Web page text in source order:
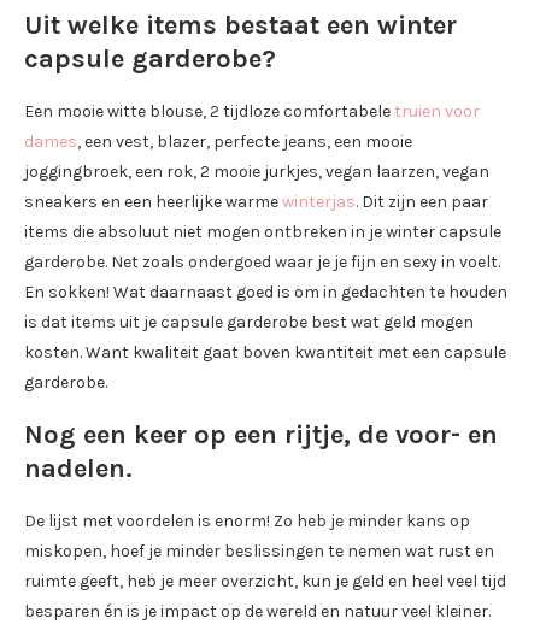
Uit welke items bestaat een winter
capsule garderobe?
Een mooie witte blouse, 2 tijdloze comfortabele truien voor
dames, een vest, blazer, perfecte jeans, een mooie
joggingbroek, een rok, 2 mooie jurkjes, vegan laarzen, vegan
sneakers en een heerlijke warmewinterjas. Dit zijn een paar
items die absoluut niet mogen ontbreken in je winter capsule
garderobe. Net zoals ondergoed waar je je fijn en sexy in voelt.
En sokken! Wat daarnaast goed is om in gedachten te houden
is dat items uit je capsule garderobe best wat geld mogen
kosten. Want kwaliteit gaat boven kwantiteit met een capsule
garderobe.
Nog een keer op een rijtje, de voor- en
nadelen.
De lijst met voordelen is enorm! Zo heb je minder kans op
miskopen, hoef je minder beslissingen te nemen wat rust en
ruimte geeft, heb je meer overzicht, kun je geld en heel veel tijd
besparen én is je impact op de wereld en natuur veel kleiner.